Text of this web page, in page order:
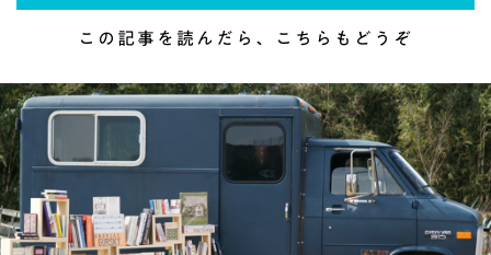
この記事を読んだら、こちらもどうぞ